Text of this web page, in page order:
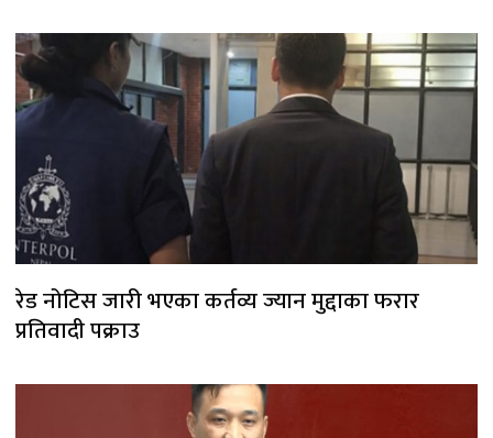
रेड नोटिस जारी भएका कर्तव्य ज्यान मुद्दाका फरार
प्रतिवादी पक्राउ